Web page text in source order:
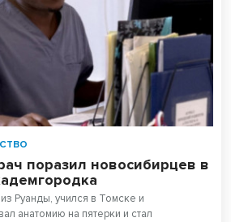
поразил новосибирцев в
Руанды, учился в Томске и
анатомию на пятерки и стал